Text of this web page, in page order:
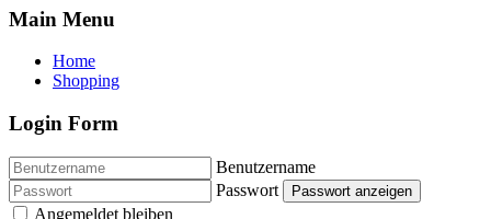
Main Menu
Home
Shopping
Login Form
Benutzername
Passwort
Passwort anzeigen
Angemeldet bleiben